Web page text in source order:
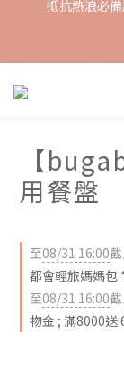
抵抗熱浪必
【
用餐盤
至08/31 16:00
都會輕旅媽媽包
至08/31 16:00
物金 ; 滿8000送